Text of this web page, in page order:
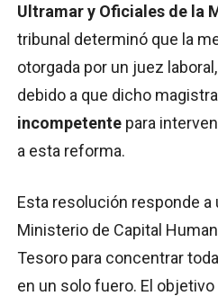
Ultramar y Oficiales de la
tribunal determinó que la
otorgada por un juez
debido a que dicho
incompetente para
a esta reforma.
Esta resolución responde a
Ministerio de Capital
Tesoro para concentrar
en un solo fuero. El